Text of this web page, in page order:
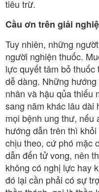
tiêu trừ.
Cầu ơn trên giải
Tuy nhiên, những
người nghiện thuốc.
lực quyết tâm bỏ
dễ dàng. Những
nhân và hậu qủa thiếu
sang năm khác lâu dài
mọi bệnh ung thư, nếu
hướng dẫn trên thì
chịu theo, cứ phó mặc
dẫn đến tử vong, nên
không có nghị lực hay
đó lại cần phải có sự